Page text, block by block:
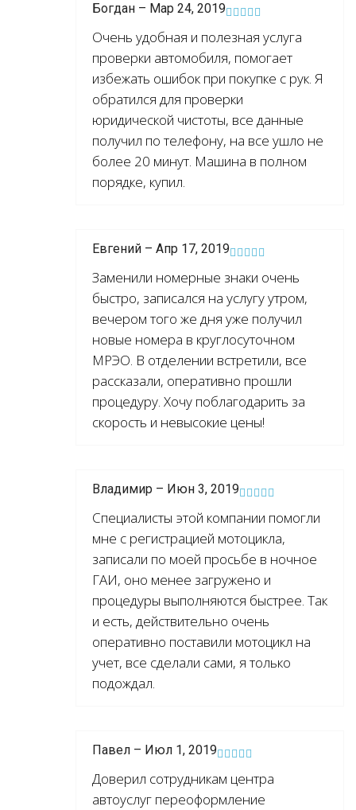
Богдан – Мар 24, 2019
Очень удобная и полезная услуга
проверки автомобиля, помогает
избежать ошибок при покупке с рук. Я
обратился для проверки
юридической чистоты, все данные
получил по телефону, на все ушло не
более 20 минут. Машина в полном
порядке, купил.
Евгений – Апр 17, 2019
Заменили номерные знаки очень
быстро, записался на услугу утром,
вечером того же дня уже получил
новые номера в круглосуточном
МРЭО. В отделении встретили, все
рассказали, оперативно прошли
процедуру. Хочу поблагодарить за
скорость и невысокие цены!
Владимир – Июн 3, 2019
Специалисты этой компании помогли
мне с регистрацией мотоцикла,
записали по моей просьбе в ночное
ГАИ, оно менее загружено и
процедуры выполняются быстрее. Так
и есть, действительно очень
оперативно поставили мотоцикл на
учет, все сделали сами, я только
подождал.
Павел – Июл 1, 2019
Доверил сотрудникам центра
автоуслуг переоформление